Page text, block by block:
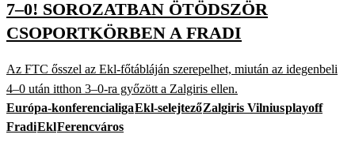
7–0! SOROZATBAN ÖTÖDSZÖR
CSOPORTKÖRBEN A FRADI
Az FTC ősszel az Ekl-főtábláján szerepelhet, miután az idegenbeli
4–0 után itthon 3–0-ra győzött a Zalgiris ellen.
Európa-konferencialigaEkl-selejtezőZalgiris Vilniusplayoff
FradiEklFerencváros